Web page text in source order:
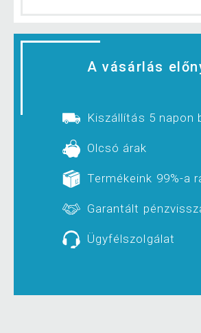
A vásárlás
Kiszállítás 5 napon
Olcsó árak
Termékeink 99%-a
Garantált
Ügyfélszolgálat